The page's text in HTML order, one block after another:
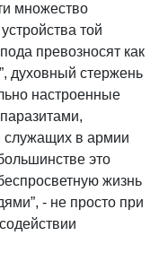
множество
той
превозносят как
духовный стержень
настроенные
в армии
это
жизнь
- не просто при